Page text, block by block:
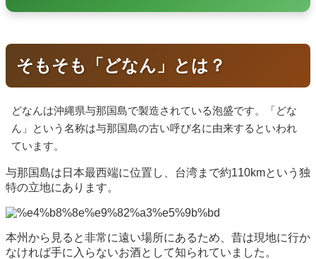
そもそも「どなん」とは？
どなんは沖縄県与那国島で製造されている泡盛です。「どな
ん」という名称は与那国島の古い呼び名に由来するといわれ
ています。
与那国島は日本最西端に位置し、台湾まで約110kmという独
特の立地にあります。
本州から見ると非常に遠い場所にあるため、昔は現地に行か
なければ手に入らないお酒として知られていました。